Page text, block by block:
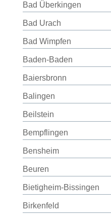
Bad Überkingen
Bad Urach
Bad Wimpfen
Baden-Baden
Baiersbronn
Balingen
Beilstein
Bempflingen
Bensheim
Beuren
Bietigheim-Bissingen
Birkenfeld